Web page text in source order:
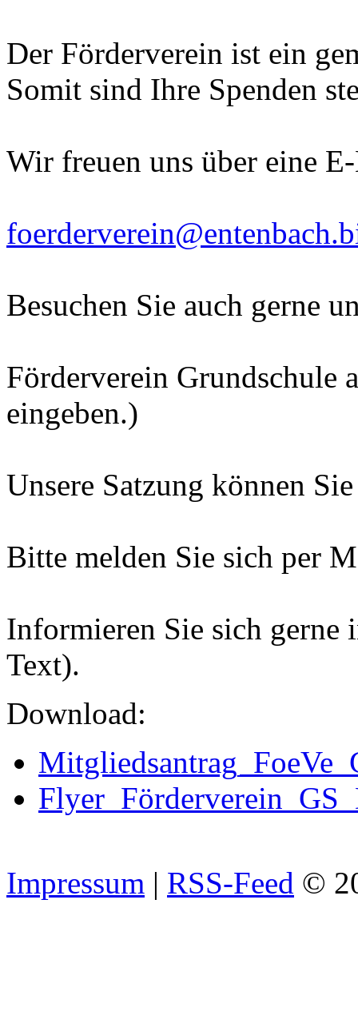
Der Förderverein ist ein
Somit sind Ihre Spenden
Wir freuen uns über eine
Besuchen Sie auch gerne
Förderverein Grundschule
eingeben.)
Unsere Satzung können
Bitte melden Sie sich per
Informieren Sie sich gerne
Text).
Download:
Impressum | RSS-Feed ©